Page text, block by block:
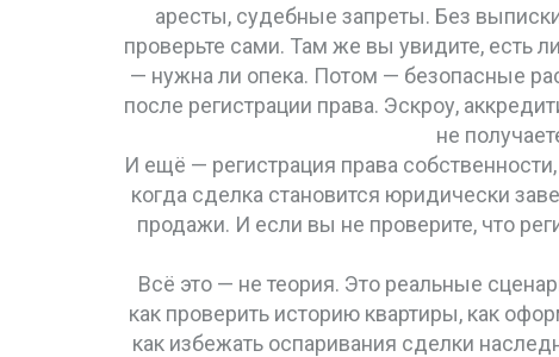
аресты, судебные запреты. Без
проверьте сами. Там же вы увидите, есть
— нужна ли опека. Потом — безопасные
после регистрации права. Эскроу,
не
И ещё — регистрация права собственности,
когда сделка становится юридически
продажи. И если вы не проверите, что
Всё это — не теория. Это реальные
как проверить историю квартиры, как
как избежать оспаривания сделки